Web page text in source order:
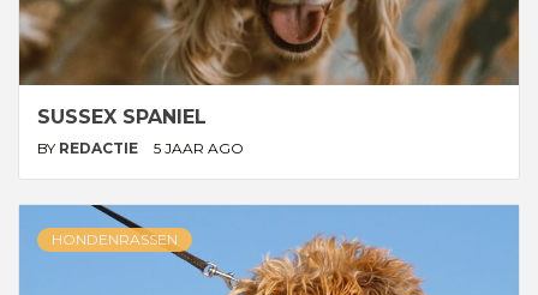
SUSSEX SPANIEL
BY REDACTIE 5 JAAR AGO
HONDENRASSEN